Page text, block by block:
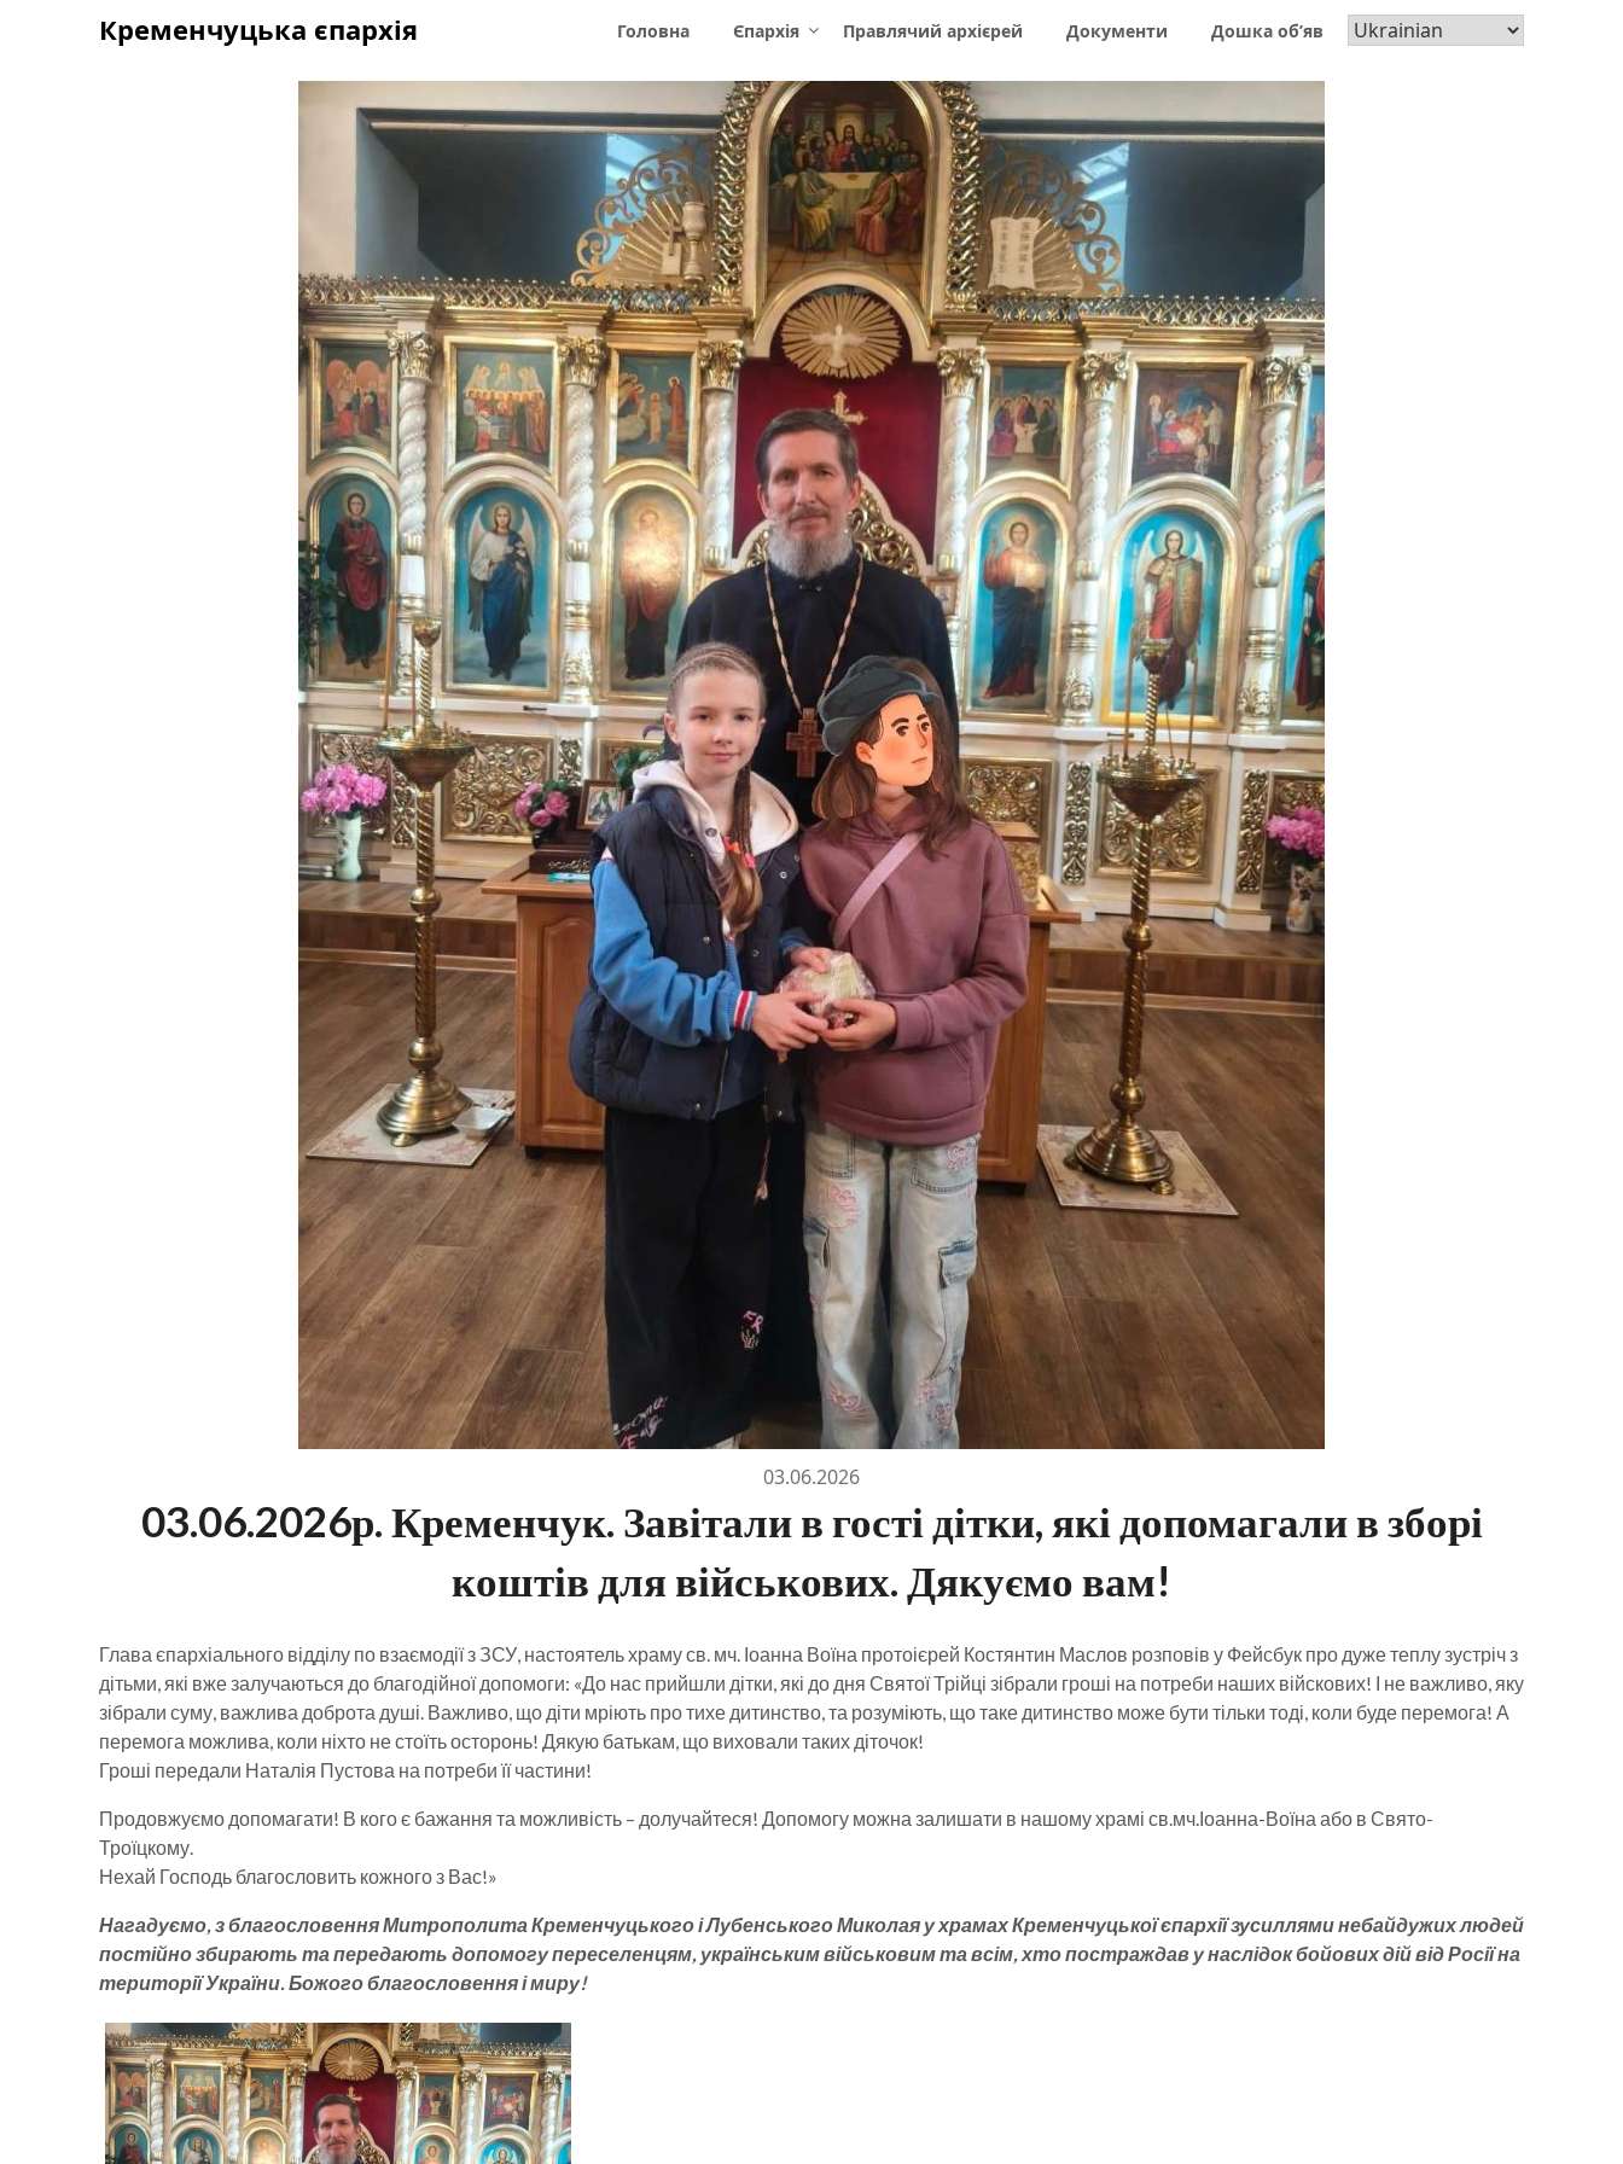
Кременчуцька єпархія Головна Єпархія Правлячий архієрей Документи Дошка об’яв
03.06.2026
03.06.2026р. Кременчук. Завітали в гості дітки, які допомагали в зборі
коштів для військових. Дякуємо вам!
Глава єпархіального відділу по взаємодії з ЗСУ, настоятель храму св. мч. Іоанна Воїна протоієрей Костянтин Маслов розповів у Фейсбук про дуже теплу зустріч з
дітьми, які вже залучаються до благодійної допомоги: «До нас прийшли дітки, які до дня Святої Трійці зібрали гроші на потреби наших війскових! І не важливо, яку
зібрали суму, важлива доброта душі. Важливо, що діти мріють про тихе дитинство, та розуміють, що таке дитинство може бути тільки тоді, коли буде перемога! А
перемога можлива, коли ніхто не стоїть осторонь! Дякую батькам, що виховали таких діточок!
Гроші передали Наталія Пустова на потреби її частини!
Продовжуємо допомагати! В кого є бажання та можливість – долучайтеся! Допомогу можна залишати в нашому храмі св.мч.Іоанна-Воїна або в Свято-
Троїцкому.
Нехай Господь благословить кожного з Вас!»
Нагадуємо, з благословення Митрополита Кременчуцького і Лубенського Миколая у храмах Кременчуцької єпархії зусиллями небайдужих людей
постійно збирають та передають допомогу переселенцям, українським військовим та всім, хто постраждав у наслідок бойових дій від Росії на
території України. Божого благословення і миру!